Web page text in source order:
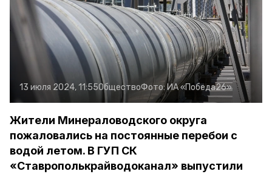
13 июля 2024, 11:55ОбществоФото:ИА «Победа26»
Жители Минераловодского округа
пожаловались на постоянные перебои с
водой летом. В ГУП СК
«Ставрополькрайводоканал» выпустили